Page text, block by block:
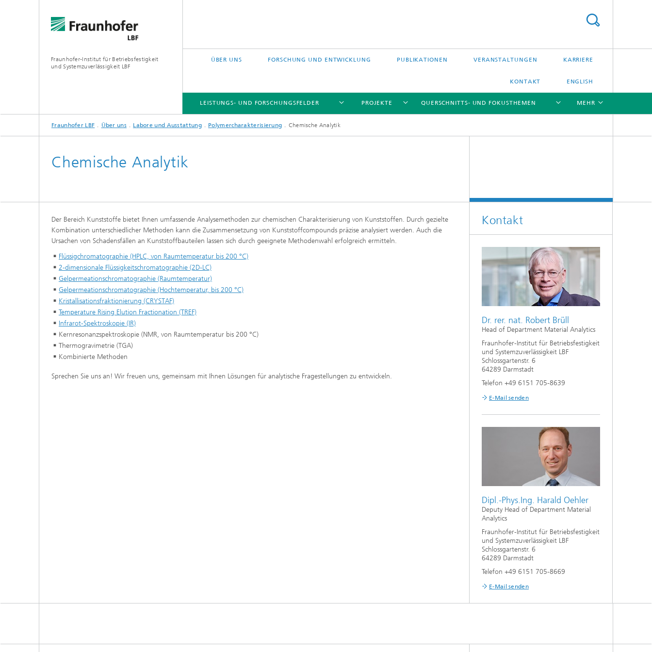
Fraunhofer-Institut für Betriebsfestigkeit
und Systemzuverlässigkeit LBF
ÜBER UNS FORSCHUNG UND ENTWICKLUNG PUBLIKATIONEN VERANSTALTUNGEN KARRIERE
KONTAKT ENGLISH
LEISTUNGS- UND FORSCHUNGSFELDER
LEISTUNGS- UND FORSCHUNGSFELDER
PROJEKTE
PROJEKTE
QUERSCHNITTS- UND FOKUSTHEMEN
QUERSCHNITTS- UND FOKUSTHEMEN
MEHR
Fraunhofer LBF Über uns Labore und Ausstattung Polymercharakterisierung Chemische Analytik
Chemische Analytik
Der Bereich Kunststoffe bietet Ihnen umfassende Analysemethoden zur chemischen Charakterisierung von Kunststoffen. Durch gezielte
Kombination unterschiedlicher Methoden kann die Zusammensetzung von Kunststoffcompounds präzise analysiert werden. Auch die
Ursachen von Schadensfällen an Kunststoffbauteilen lassen sich durch geeignete Methodenwahl erfolgreich ermitteln.
Flüssigchromatographie (HPLC, von Raumtemperatur bis 200 °C)
2-dimensionale Flüssigkeitschromatographie (2D-LC)
Gelpermeationschromatographie (Raumtemperatur)
Gelpermeationschromatographie (Hochtemperatur, bis 200 °C)
Kristallisationsfraktionierung (CRYSTAF)
Temperature Rising Elution Fractionation (TREF)
Infrarot-Spektroskopie (IR)
Kernresonanzspektroskopie (NMR, von Raumtemperatur bis 200 °C)
Thermogravimetrie (TGA)
Kombinierte Methoden
Sprechen Sie uns an! Wir freuen uns, gemeinsam mit Ihnen Lösungen für analytische Fragestellungen zu entwickeln.
Kontakt
Dr. rer. nat. Robert Brüll
Head of Department Material Analytics
Fraunhofer-Institut für Betriebsfestigkeit
und Systemzuverlässigkeit LBF
Schlossgartenstr. 6
64289 Darmstadt
Telefon +49 6151 705-8639
E-Mail senden
Dipl.-Phys.Ing. Harald Oehler
Deputy Head of Department Material
Analytics
Fraunhofer-Institut für Betriebsfestigkeit
und Systemzuverlässigkeit LBF
Schlossgartenstr. 6
64289 Darmstadt
Telefon +49 6151 705-8669
E-Mail senden